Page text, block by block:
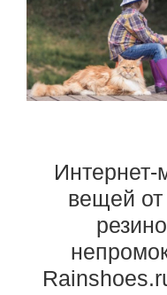
Интернет-
вещей